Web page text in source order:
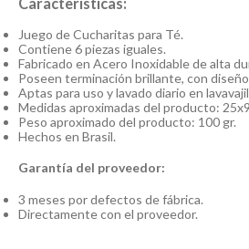
Características:
Juego de Cucharitas para Té.
Contiene 6 piezas iguales.
Fabricado en Acero Inoxidable de alta
Poseen terminación brillante, con
Aptas para uso y lavado diario en
Medidas aproximadas del producto:
Peso aproximado del producto: 100 gr.
Hechos en Brasil.
Garantía del proveedor:
3 meses por defectos de fábrica.
Directamente con el proveedor.